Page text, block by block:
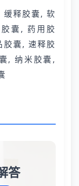
缓释胶囊, 软
囊, 药用胶
囊, 速释胶
, 纳米胶囊,
答